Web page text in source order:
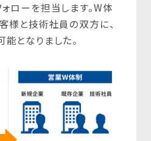
ローを担当します。W体
様と技術社員の双方に、
となりました。